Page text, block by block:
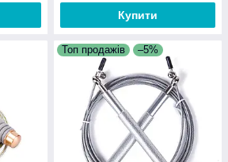
Купити
Топ продажів –5%